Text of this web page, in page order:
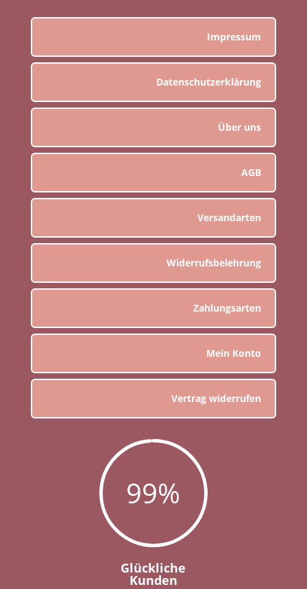
Impressum
Datenschutzerklärung
Über uns
AGB
Versandarten
Widerrufsbelehrung
Zahlungsarten
Mein Konto
Vertrag widerrufen
99%
Glückliche
Kunden